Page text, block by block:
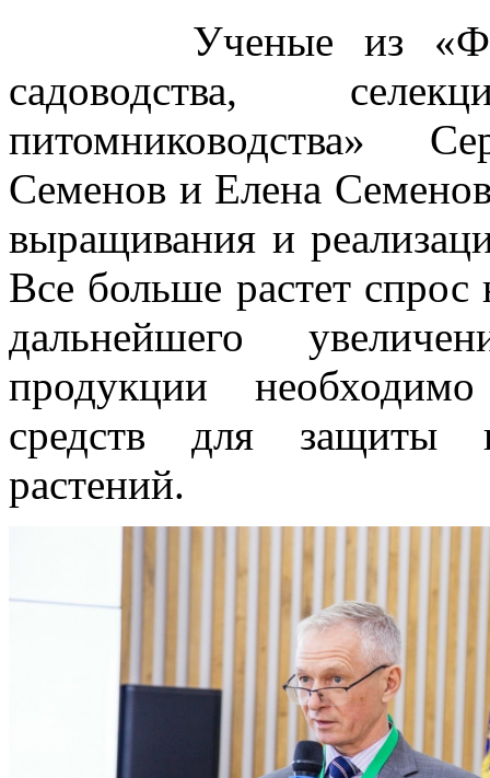
Ученые из
садоводства,
питомниководства»
Семенов и Елена
выращивания и
Все больше растет
дальнейшего
продукции
средств для защиты
растений.